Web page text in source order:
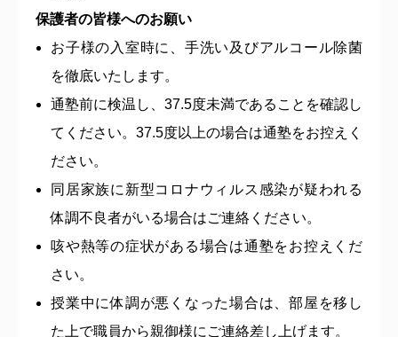
保護者の皆様へのお願い
お子様の入室時に、手洗い及びアルコール除菌
を徹底いたします。
通塾前に検温し、37.5度未満であることを確認し
てください。37.5度以上の場合は通塾をお控えく
ださい。
同居家族に新型コロナウィルス感染が疑われる
体調不良者がいる場合はご連絡ください。
咳や熱等の症状がある場合は通塾をお控えくだ
さい。
授業中に体調が悪くなった場合は、部屋を移し
た上で職員から親御様にご連絡差し上げます。